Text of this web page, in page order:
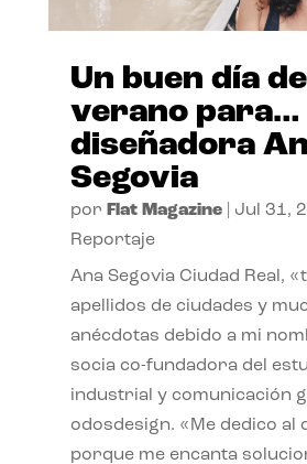
Un buen día de
verano para…
diseñadora
Segovia
por Flat Magazine| Jul 31,
Reportaje
Ana Segovia Ciudad Real,
apellidos de ciudades y
anécdotas debido a mi
socia co-fundadora del
industrial y comunicación
odosdesign. «Me dedico al
porque me encanta